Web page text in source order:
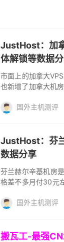
JustHost：加
体解锁等数据
市面上的加拿大
也新增了加拿大机
国外主机测评
JustHost：芬
数据分享
芬兰赫尔辛基机房
格差不多月付30元
国外主机测评
搬瓦工-最强